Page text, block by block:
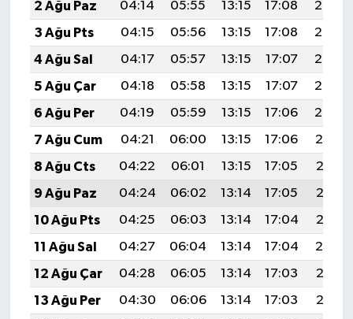
2 Ağu Paz
04:14 05:55 13:15 17:08
20:25
3 Ağu Pts
04:15 05:56 13:15 17:08
20:24
4 Ağu Sal
04:17 05:57 13:15 17:07
20:23
5 Ağu Çar
04:18 05:58 13:15 17:07
20:22
6 Ağu Per
04:19 05:59 13:15 17:06
20:20
7 Ağu Cum
04:21 06:00 13:15 17:06
20:19
8 Ağu Cts
04:22 06:01 13:15 17:05
20:18
9 Ağu Paz
04:24 06:02 13:14 17:05
20:17
10 Ağu Pts
04:25 06:03 13:14 17:04
20:16
11 Ağu Sal
04:27 06:04 13:14 17:04
20:14
12 Ağu Çar
04:28 06:05 13:14 17:03
20:13
13 Ağu Per
04:30 06:06 13:14 17:03
20:12